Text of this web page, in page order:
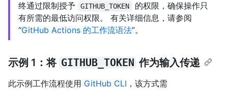
终通过限制授予
GITHUB_TOKEN
的权限，确保操作只
有所需的最低访问权限。 有关详细信息，请参阅
“GitHub Actions 的工作流语法”。
示例 1：将 GITHUB_TOKEN 作为输入传递
此示例工作流程使用 GitHub CLI ，该方式需